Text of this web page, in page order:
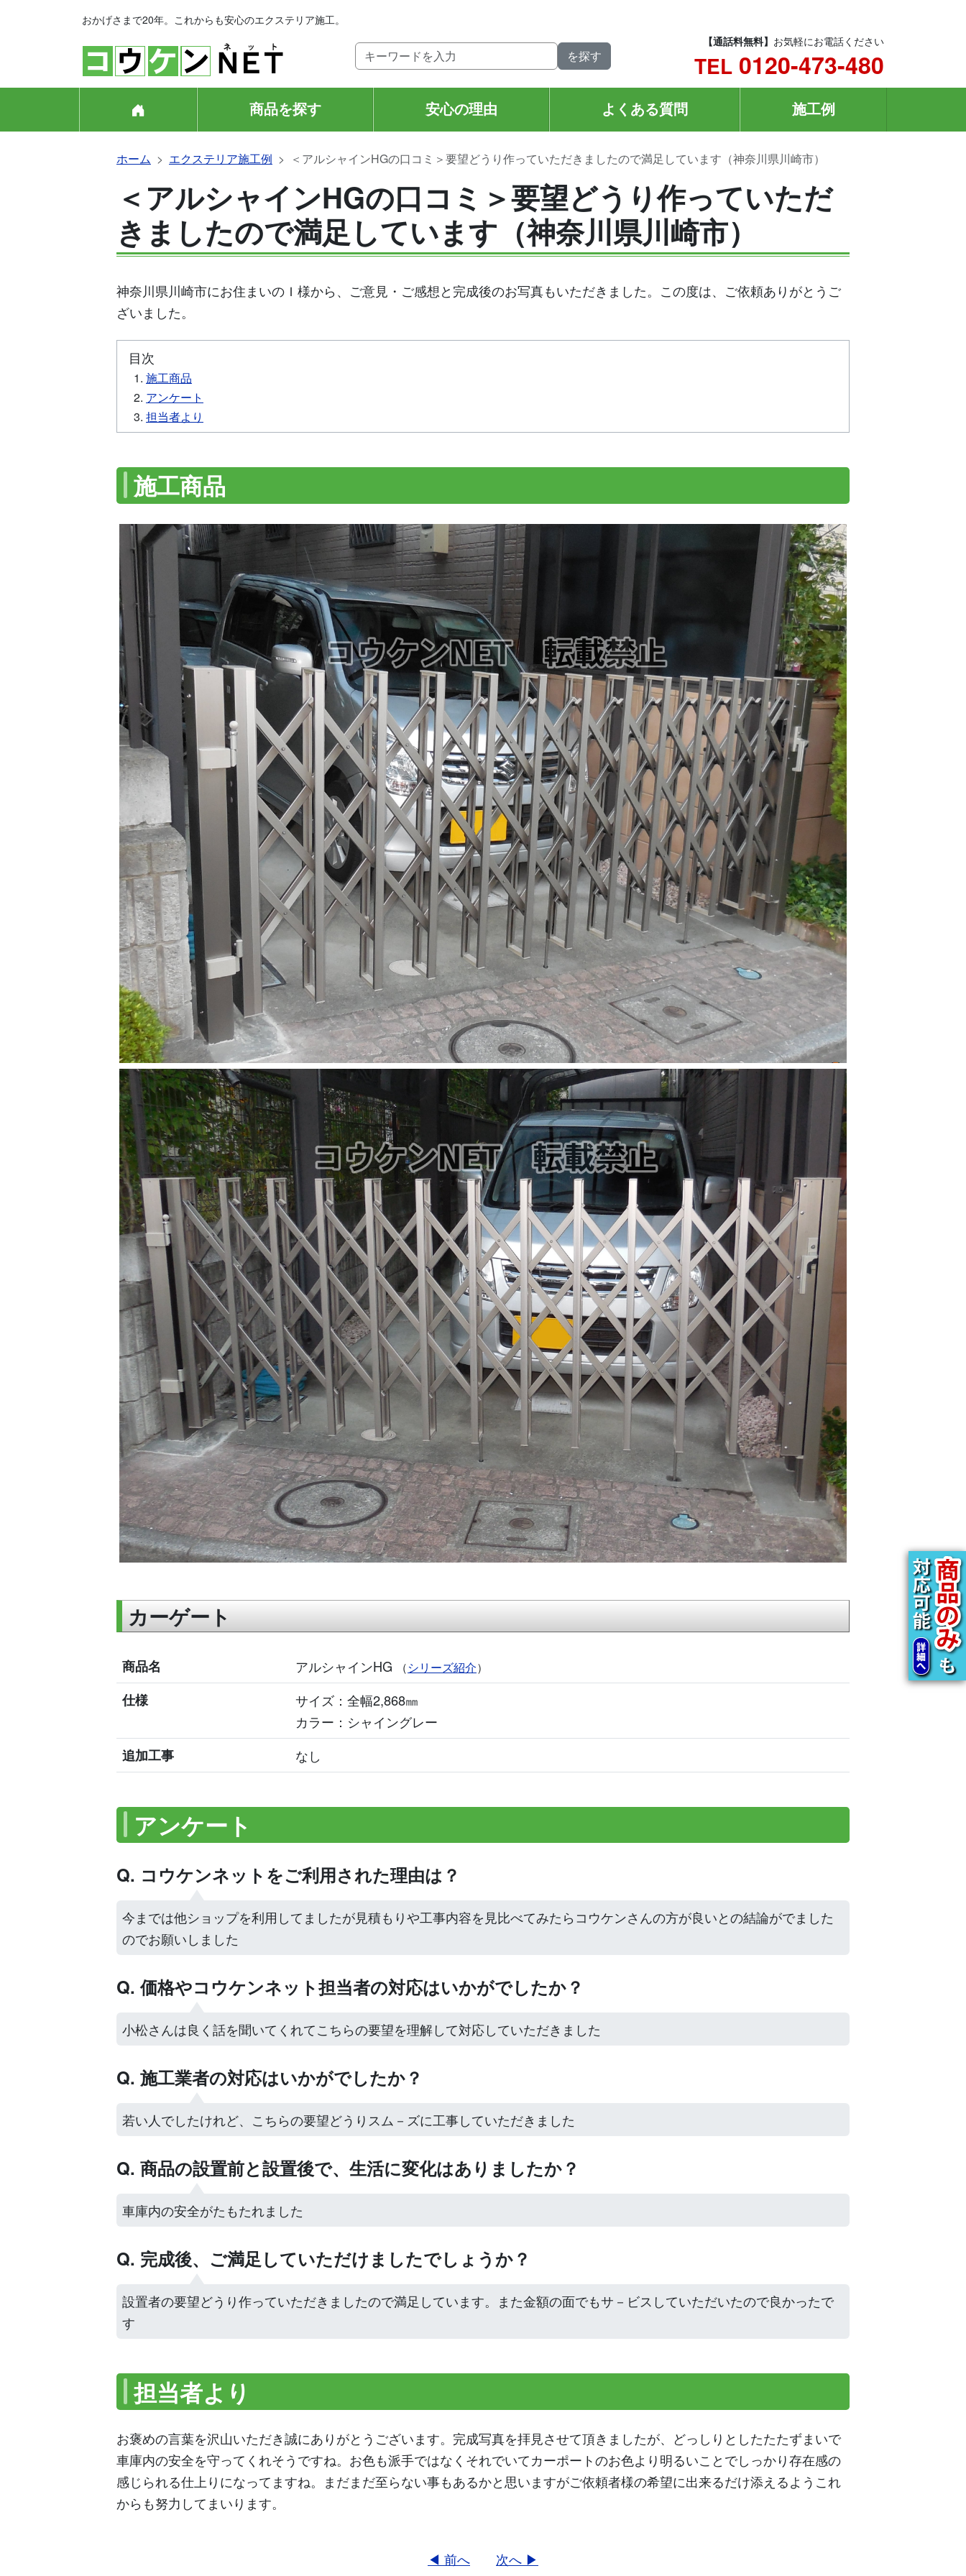
おかげさまで20年。これからも安心のエクステリア施工。
【通話料無料】 お気軽にお電話ください
TEL 0120-473-480
商品を探す 安心の理由 よくある質問 施工例
ホーム エクステリア施工例 ＜アルシャインHGの口コミ＞要望どうり作っていただきましたので満足しています（神奈川県川崎市）
＜アルシャインHGの口コミ＞要望どうり作っていただ
きましたので満足しています（神奈川県川崎市）
神奈川県川崎市にお住まいのＩ様から、ご意見・ご感想と完成後のお写真もいただきました。この度は、ご依頼ありがとうご
ざいました。
目次
施工商品
アンケート
担当者より
施工商品
カーゲート
商品名 アルシャインHG （シリーズ紹介）
仕様
サイズ：全幅2,868㎜
カラー：シャイングレー
追加工事 なし
アンケート
Q. コウケンネットをご利用された理由は？
今までは他ショップを利用してましたが見積もりや工事内容を見比べてみたらコウケンさんの方が良いとの結論がでました
のでお願いしました
Q. 価格やコウケンネット担当者の対応はいかがでしたか？
小松さんは良く話を聞いてくれてこちらの要望を理解して対応していただきました
Q. 施工業者の対応はいかがでしたか？
若い人でしたけれど、こちらの要望どうりスム－ズに工事していただきました
Q. 商品の設置前と設置後で、生活に変化はありましたか？
車庫内の安全がたもたれました
Q. 完成後、ご満足していただけましたでしょうか？
設置者の要望どうり作っていただきましたので満足しています。また金額の面でもサ－ビスしていただいたので良かったで
す
担当者より
お褒めの言葉を沢山いただき誠にありがとうございます。完成写真を拝見させて頂きましたが、どっしりとしたたたずまいで
車庫内の安全を守ってくれそうですね。お色も派手ではなくそれでいてカーポートのお色より明るいことでしっかり存在感の
感じられる仕上りになってますね。まだまだ至らない事もあるかと思いますがご依頼者様の希望に出来るだけ添えるようこれ
からも努力してまいります。
◀ 前へ 次へ ▶